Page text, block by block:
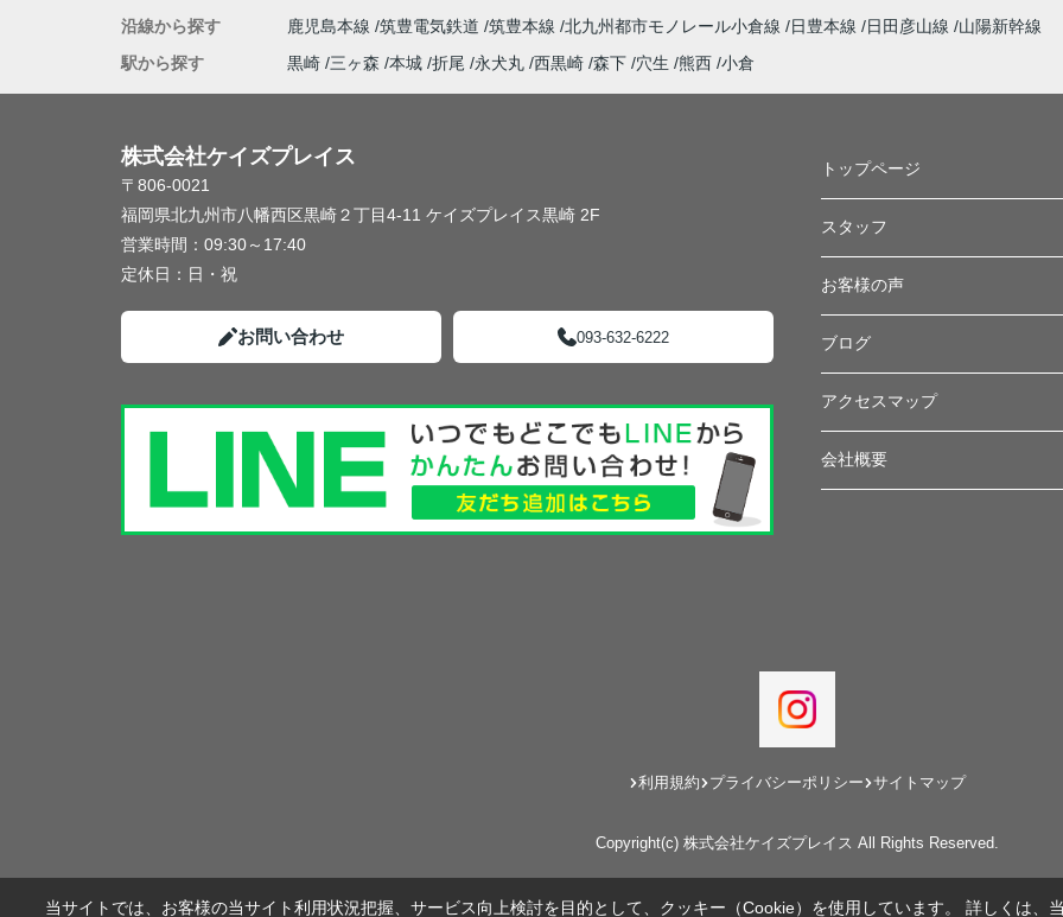
沿線から探す
鹿児島本線 筑豊電気鉄道 筑豊本線 北九州都市モノレール小倉線 日豊本線 日田彦山線
山陽新幹線
駅から探す
黒崎 三ヶ森 本城 折尾 永犬丸 西黒崎 森下 穴生 熊西 小倉
株式会社ケイズプレイス
〒806-0021
福岡県北九州市八幡西区黒崎２丁目4-11 ケイズプレイス黒崎 2F
営業時間： 09:30～17:40
定休日： 日・祝
お問い合わせ 093-632-6222
トップページ
スタッフ
お客様の声
ブログ
アクセスマップ
会社概要
利用規約 プライバシーポリシー サイトマップ
Copyright(c) 株式会社ケイズプレイス All Rights Reserved.
当サイトでは、お客様の当サイト利用状況把握、サービス向上検討を目的として、クッキー（Cookie）を使用しています。 詳しくは、